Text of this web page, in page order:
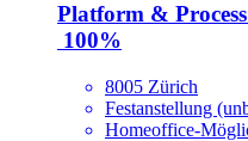
Platform &
100%
8005 Zürich
Festanstellung
Homeoffice-